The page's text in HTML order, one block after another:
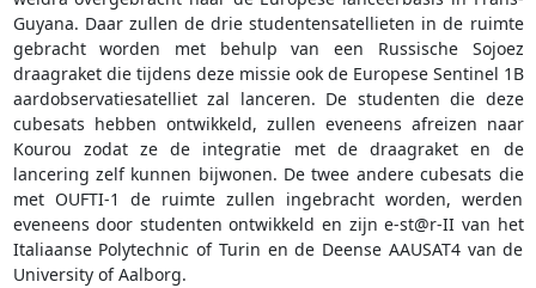
Guyana. Daar zullen de drie studentensatellieten in de ruimte
gebracht worden met behulp van een Russische Sojoez
draagraket die tijdens deze missie ook de Europese Sentinel 1B
aardobservatiesatelliet zal lanceren. De studenten die deze
cubesats hebben ontwikkeld, zullen eveneens afreizen naar
Kourou zodat ze de integratie met de draagraket en de
lancering zelf kunnen bijwonen. De twee andere cubesats die
met OUFTI-1 de ruimte zullen ingebracht worden, werden
eveneens door studenten ontwikkeld en zijn e-st@r-II van het
Italiaanse Polytechnic of Turin en de Deense AAUSAT4 van de
University of Aalborg.